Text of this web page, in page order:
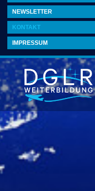
NEWSLETTER
KONTAKT
IMPRESSUM